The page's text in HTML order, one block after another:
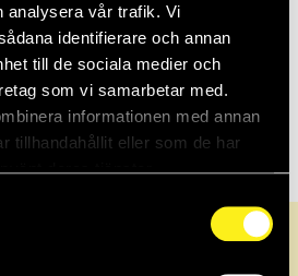
analysera vår trafik. Vi
identifierare och annan
till de sociala medier och
som vi samarbetar med.
informationen med annan
tillhandahållit eller som de har
deras tjänster.
och servicen för våra kunder är vår
under lunchen. Ni är välkomna att
mellan klockan 08.00 och 17.00.
Servicedesk